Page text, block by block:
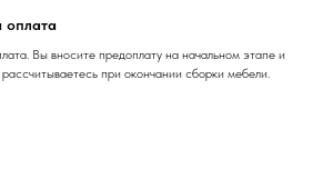
оплата
Вы вносите предоплату на начальном этапе и
рассчитываетесь при окончании сборки мебели.